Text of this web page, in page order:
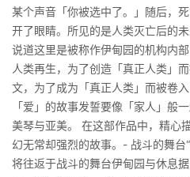
某个声音「你被选中了。」随后，
开了眼睛。所见的是人类灭亡后的
说道这里是被称作伊甸园的机构内
人类再生，为了创造「真正人类」
文，为了成为「真正人类」而被卷
「爱」的故事发誓要像「家人」般
美琴与亚美。 在这部作品中，精心
幻无常却强烈的故事。- 战斗的舞台
将往返于战斗的舞台伊甸园与休息